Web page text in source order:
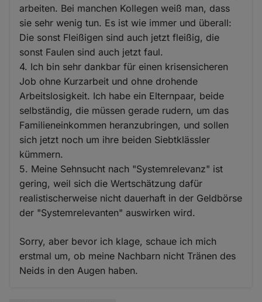
arbeiten. Bei manchen Kollegen weiß man, dass
sie sehr wenig tun. Es ist wie immer und überall:
Die sonst Fleißigen sind auch jetzt fleißig, die
sonst Faulen sind auch jetzt faul.
4. Ich bin sehr dankbar für einen krisensicheren
Job ohne Kurzarbeit und ohne drohende
Arbeitslosigkeit. Ich habe ein Elternpaar, beide
selbständig, die müssen gerade rudern, um das
Familieneinkommen heranzubringen, und sollen
sich jetzt noch um ihre beiden Siebtklässler
kümmern.
5. Meine Sehnsucht nach "Systemrelevanz" ist
gering, weil sich die Wertschätzung dafür
realistischerweise nicht dauerhaft in der Geldbörse
der "Systemrelevanten" auswirken wird.
Sorry, aber bevor ich klage, schaue ich mich
erstmal um, ob meine Nachbarn nicht Tränen des
Neids in den Augen haben.